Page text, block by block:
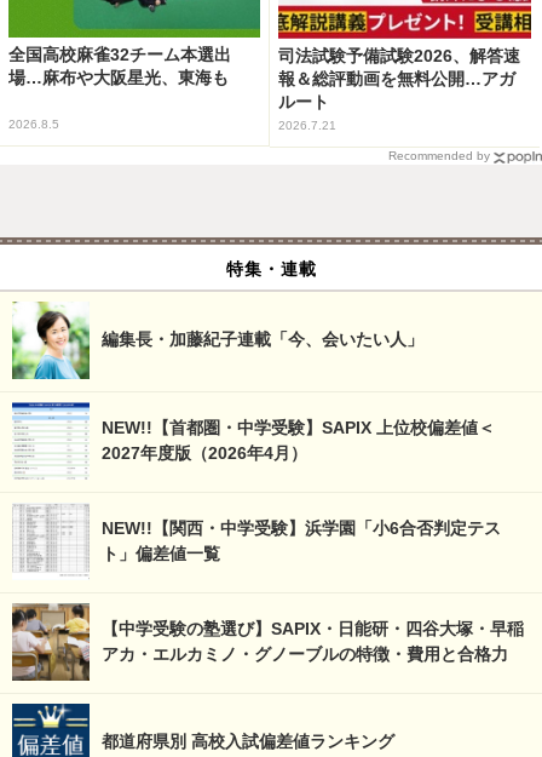
全国高校麻雀32チーム本選出
場…麻布や大阪星光、東海も
2026.8.5
司法試験予備試験2026、解答速
報＆総評動画を無料公開…アガ
ルート
2026.7.21
Recommended by
特集・連載
編集長・加藤紀子連載「今、会いたい人」
NEW!!【首都圏・中学受験】SAPIX 上位校偏差値＜
2027年度版（2026年4月）
NEW!!【関西・中学受験】浜学園「小6合否判定テス
ト」偏差値一覧
【中学受験の塾選び】SAPIX・日能研・四谷大塚・早稲
アカ・エルカミノ・グノーブルの特徴・費用と合格力
都道府県別 高校入試偏差値ランキング